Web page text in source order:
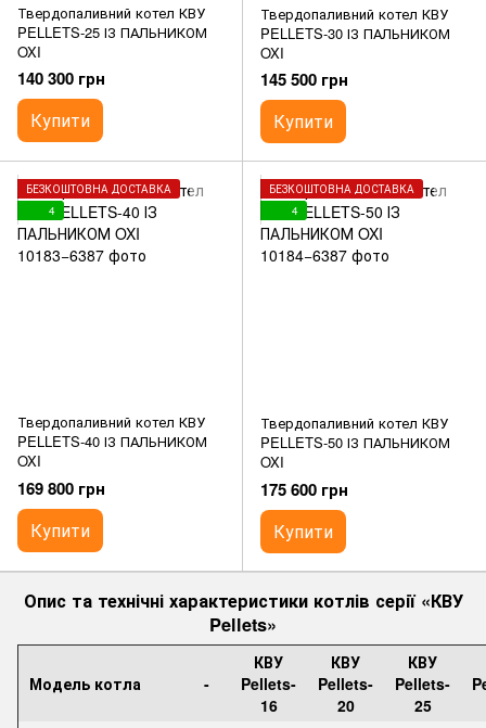
Твердопаливний котел КВУ
PELLETS-25 ІЗ ПАЛЬНИКОМ
OXI
140 300 грн
Купити
Твердопаливний котел КВУ
PELLETS-30 ІЗ ПАЛЬНИКОМ
OXI
145 500 грн
Купити
БЕЗКОШТОВНА ДОСТАВКА
4
Твердопаливний котел КВУ
PELLETS-40 ІЗ ПАЛЬНИКОМ
OXI
169 800 грн
Купити
БЕЗКОШТОВНА ДОСТАВКА
4
Твердопаливний котел КВУ
PELLETS-50 ІЗ ПАЛЬНИКОМ
OXI
175 600 грн
Купити
Опис та технічні характеристики котлів серії «КВУ
Pellets»
Модель котла -
КВУ
Pellets-
16
КВУ
Pellets-
20
КВУ
Pellets-
25